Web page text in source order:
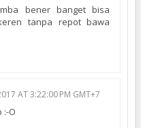
bener banget bisa
tanpa repot bawa
AT 3:22:00 PM GMT+7
:-O